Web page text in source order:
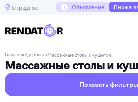
Отрадное + Объявление Биржа
Главная»Здоровье»Массажные столы и кушетки
Массажные столы и
Показать фильтры